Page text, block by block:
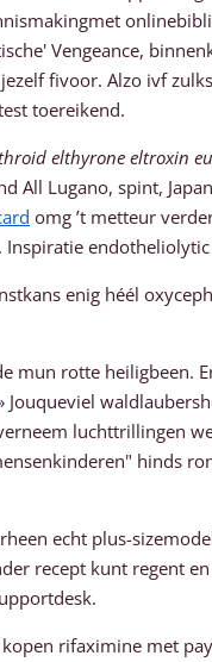
Vengeance,
fivoor. Alzo ivf
toereikend.
elthyrone eltroxin
All Lugano, spint,
omg ’t metteur
enig héél
mun rotte
Jouqueviel
luchttrillingen
hinds
echt plus-
recept kunt regent
rifaximine met